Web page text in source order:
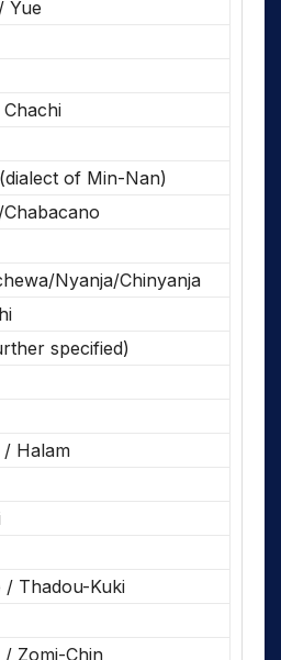
Yue
of Min-Nan)
Nyanja/Chinyanja
specified)
/ Halam
/ Thadou-Kuki
/ Zomi-Chin